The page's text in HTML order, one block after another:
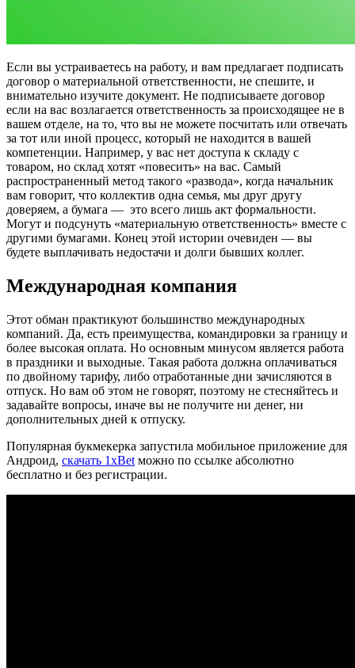
Если вы устраиваетесь на работу, и вам предлагает подписать
договор о материальной ответственности, не спешите, и
внимательно изучите документ. Не подписываете договор
если на вас возлагается ответственность за происходящее не в
вашем отделе, на то, что вы не можете посчитать или отвечать
за тот или иной процесс, который не находится в вашей
компетенции. Например, у вас нет доступа к складу с
товаром, но склад хотят «повесить» на вас. Самый
распространенный метод такого «развода», когда начальник
вам говорит, что коллектив одна семья, мы друг другу
доверяем, а бумага — это всего лишь акт формальности.
Могут и подсунуть «материальную ответственность» вместе с
другими бумагами. Конец этой истории очевиден — вы
будете выплачивать недостачи и долги бывших коллег.
Международная компания
Этот обман практикуют большинство международных
компаний. Да, есть преимущества, командировки за границу и
более высокая оплата. Но основным минусом является работа
в праздники и выходные. Такая работа должна оплачиваться
по двойному тарифу, либо отработанные дни зачисляются в
отпуск. Но вам об этом не говорят, поэтому не стесняйтесь и
задавайте вопросы, иначе вы не получите ни денег, ни
дополнительных дней к отпуску.
Популярная букмекерка запустила мобильное приложение для
Андроид, скачать 1xBet можно по ссылке абсолютно
бесплатно и без регистрации.